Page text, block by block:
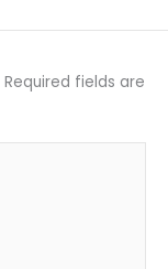
Required fields are